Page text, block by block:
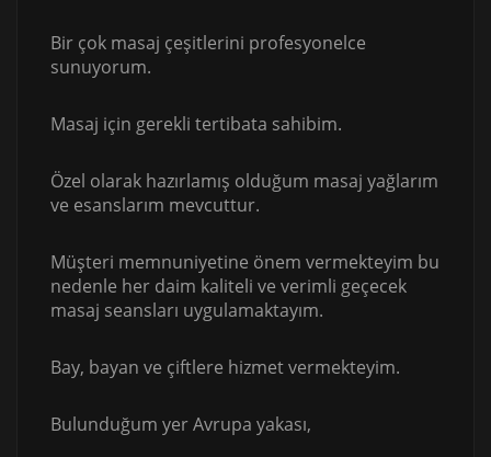
Bir çok masaj çeşitlerini profesyonelce
sunuyorum.
Masaj için gerekli tertibata sahibim.
Özel olarak hazırlamış olduğum masaj yağlarım
ve esanslarım mevcuttur.
Müşteri memnuniyetine önem vermekteyim bu
nedenle her daim kaliteli ve verimli geçecek
masaj seansları uygulamaktayım.
Bay, bayan ve çiftlere hizmet vermekteyim.
Bulunduğum yer Avrupa yakası,